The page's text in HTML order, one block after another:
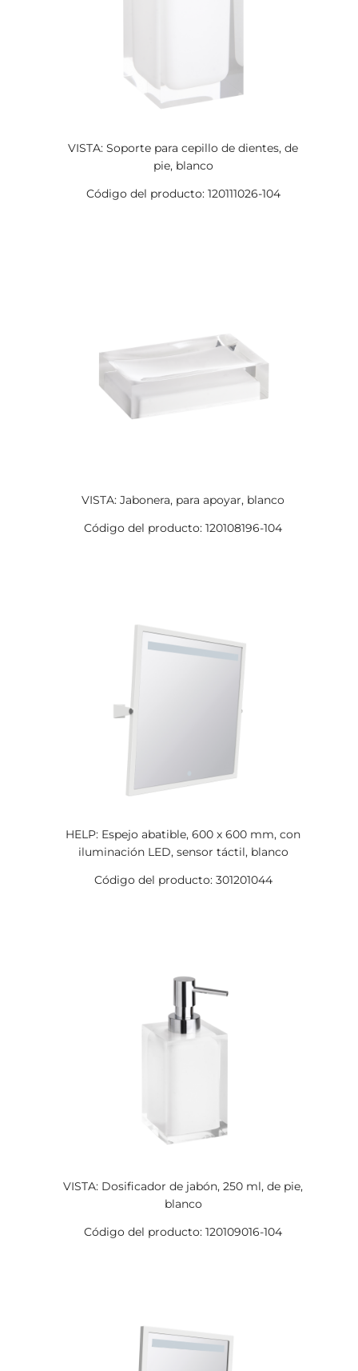
VISTA: Soporte para cepillo de dientes, de
pie, blanco
Código del producto: 120111026-104
VISTA: Jabonera, para apoyar, blanco
Código del producto: 120108196-104
HELP: Espejo abatible, 600 x 600 mm, con
iluminación LED, sensor táctil, blanco
Código del producto: 301201044
VISTA: Dosificador de jabón, 250 ml, de pie,
blanco
Código del producto: 120109016-104